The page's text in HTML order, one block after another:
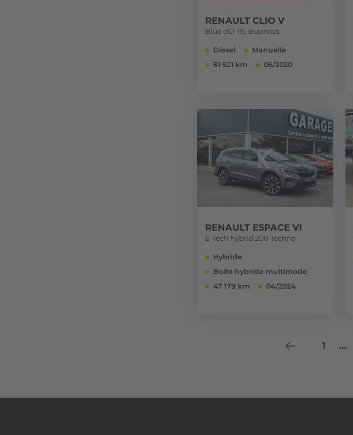
RENAULT CLIO V
Blue dCi 115 Business
Diesel
Manuelle
81 921 km
06/2020
RENAULT ESPACE VI
E-Tech hybrid 200 Techno
Hybride
Boite hybride multimode
47 179 km
04/2024
1 ...